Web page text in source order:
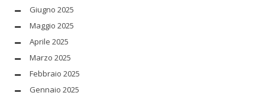
Giugno 2025
Maggio 2025
Aprile 2025
Marzo 2025
Febbraio 2025
Gennaio 2025